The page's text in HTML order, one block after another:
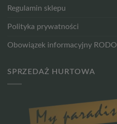
Regulamin sklepu
Polityka prywatności
Obowiązek informacyjny RODO
SPRZEDAŻ HURTOWA